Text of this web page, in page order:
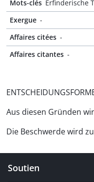
Mots-clés Erfinderische
Exergue -
Affaires citées -
Affaires citantes -
Aus diesen Gründen
Die Beschwerde wird
Soutien